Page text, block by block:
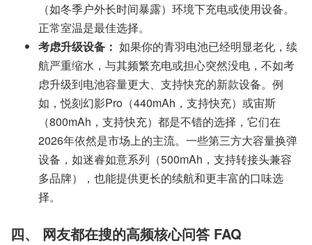
（如冬季户外长时间暴露）环境下充电或使用设备。
正常室温是最佳选择。
考虑升级设备： 如果你的青羽电池已经明显老化，续
航严重缩水，与其频繁充电或担心突然没电，不如考
虑升级到电池容量更大、支持快充的新款设备。例
如，悦刻幻影Pro（440mAh，支持快充）或宙斯
（800mAh，支持快充）都是不错的选择，它们在
2026年依然是市场上的主流。一些第三方大容量换弹
设备，如迷睿如意系列（500mAh，支持转接头兼容
多品牌），也能提供更长的续航和更丰富的口味选
择。
四、 网友都在搜的高频核心问答 FAQ